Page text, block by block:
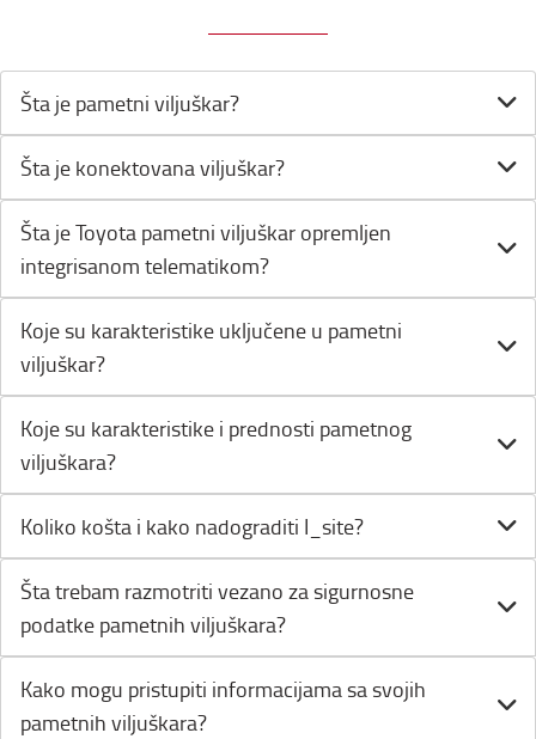
Šta je pametni viljuškar?
Šta je konektovana viljuškar?
Šta je Toyota pametni viljuškar opremljen
integrisanom telematikom?
Koje su karakteristike uključene u pametni
viljuškar?
Koje su karakteristike i prednosti pametnog
viljuškara?
Koliko košta i kako nadograditi I_site?
Šta trebam razmotriti vezano za sigurnosne
podatke pametnih viljuškara?
Kako mogu pristupiti informacijama sa svojih
pametnih viljuškara?